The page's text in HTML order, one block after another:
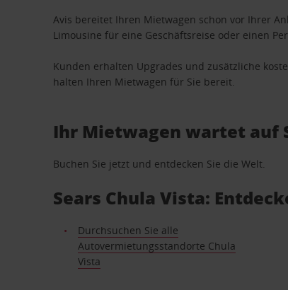
Avis bereitet Ihren Mietwagen schon vor Ihrer
Limousine für eine Geschäftsreise oder einen
Kunden erhalten Upgrades und zusätzliche
halten Ihren Mietwagen für Sie bereit.
Ihr Mietwagen wartet auf
Buchen Sie jetzt und entdecken Sie die Welt.
Sears Chula Vista:
Durchsuchen Sie alle
Autovermietungsstandorte Chula
Vista